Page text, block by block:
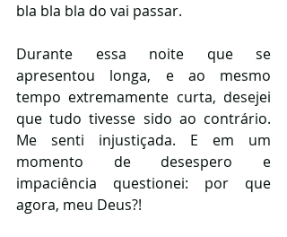
bla bla bla do vai passar.
Durante essa noite que se
apresentou longa, e ao mesmo
tempo extremamente curta, desejei
que tudo tivesse sido ao contrário.
Me senti injustiçada. E em um
momento de desespero e
impaciência questionei: por que
agora, meu Deus?!